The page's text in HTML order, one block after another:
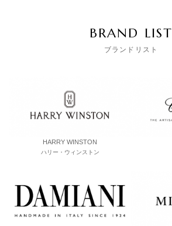
BRAND LIST
ブランドリスト
HARRY WINSTON
ハリー・ウィンストン